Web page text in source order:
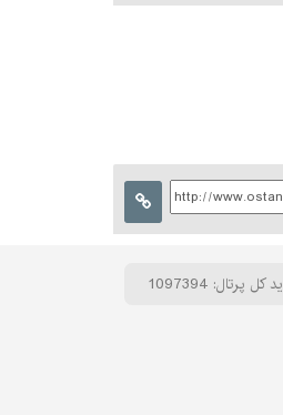
کل پرتال: 1097394